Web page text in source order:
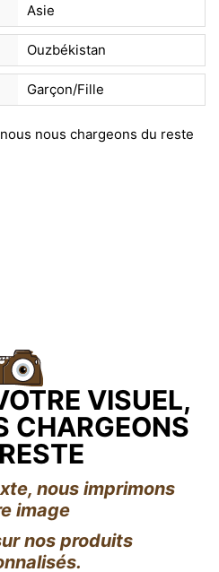
Asie
Ouzbékistan
Garçon/Fille
VISUEL,
CHARGEONS
nous imprimons
image
nos produits